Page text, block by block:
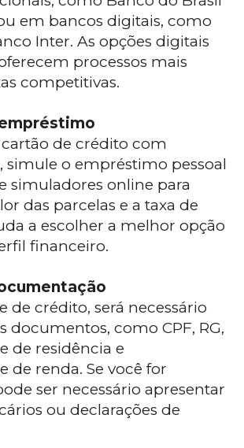
em bancos digitais, como
Inter. As opções digitais
processos mais
competitivas.
de crédito com
o empréstimo pessoal
simuladores online para
das parcelas e a taxa de
a escolher a melhor opção
financeiro.
de crédito, será necessário
documentos, como CPF, RG,
de residência e
de renda. Se você for
ser necessário apresentar
ou declarações de